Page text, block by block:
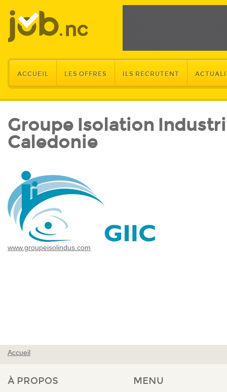
ACCUEIL LES OFFRES ILS RECRUTENT
Groupe Isolation
Caledonie
www.groupeisolindus.com
VOUS ÊTES ICI
Accueil
À PROPOS MENU